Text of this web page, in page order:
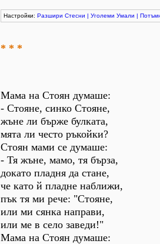
Настройки: Разшири Стесни | Уголеми Умали |
* * *
Мама на Стоян думаше:
- Стояне, синко Стояне,
жъне ли бърже булката,
мята ли често ръкойки?
Стоян мами се думаше:
- Тя жъне, мамо, тя бърза,
докато пладня да стане,
че като й пладне наближи,
пък тя ми рече: "Стояне,
или ми сянка направи,
или ме в село заведи!"
Мама на Стоян думаше: